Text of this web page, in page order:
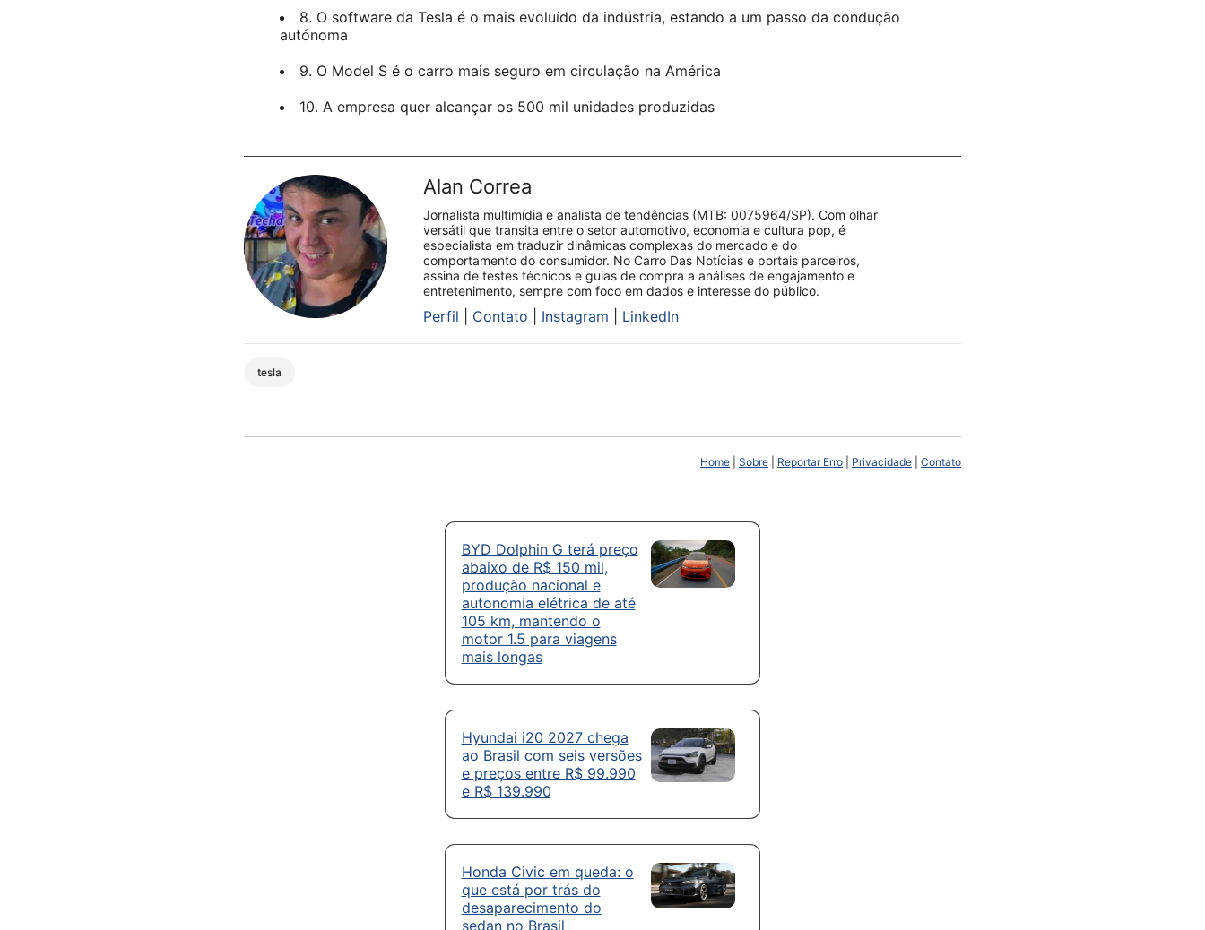
8. O software da Tesla é o mais evoluído da indústria, estando a um passo da condução
autónoma
9. O Model S é o carro mais seguro em circulação na América
10. A empresa quer alcançar os 500 mil unidades produzidas
Alan Correa
Jornalista multimídia e analista de tendências (MTB: 0075964/SP). Com olhar
versátil que transita entre o setor automotivo, economia e cultura pop, é
especialista em traduzir dinâmicas complexas do mercado e do
comportamento do consumidor. No Carro Das Notícias e portais parceiros,
assina de testes técnicos e guias de compra a análises de engajamento e
entretenimento, sempre com foco em dados e interesse do público.
Perfil Contato Instagram LinkedIn
tesla
Home Sobre Reportar Erro Privacidade Contato
BYD Dolphin G terá preço
abaixo de R$ 150 mil,
produção nacional e
autonomia elétrica de até
105 km, mantendo o
motor 1.5 para viagens
mais longas
Hyundai i20 2027 chega
ao Brasil com seis versões
e preços entre R$ 99.990
e R$ 139.990
Honda Civic em queda: o
que está por trás do
desaparecimento do
sedan no Brasil